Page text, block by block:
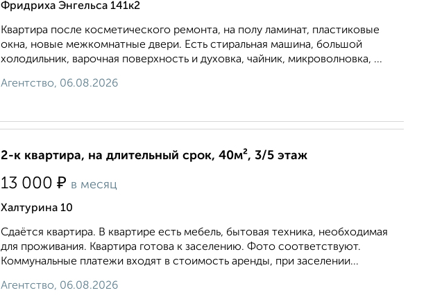
Фридриха Энгельса 141к2
Квартира после косметического ремонта, на полу ламинат, пластиковые
окна, новые межкомнатные двери. Есть стиральная машина, большой
холодильник, варочная поверхность и духовка, чайник, микроволновка, ...
Агентство, 06.08.2026
2-к квартира, на длительный срок, 40м², 3/5 этаж
13 000 ₽ в месяц
Халтурина 10
Сдаётся квартира. В квартире есть мебель, бытовая техника, необходимая
для проживания. Квартира готова к заселению. Фото соответствуют.
Коммунальные платежи входят в стоимость аренды, при заселении...
Агентство, 06.08.2026